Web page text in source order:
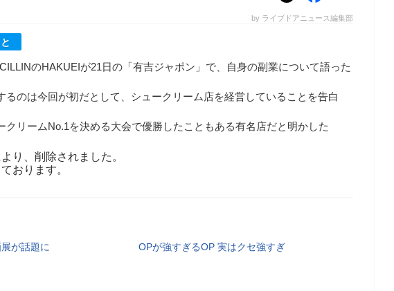
by ライブドアニュース編集部
のHAKUEIが21日の「有吉ジャポン」で、自身の副業について語った
るのは今回が初だとして、シュークリーム店を経営していることを告白
クリームNo.1を決める大会で優勝したこともある有名店だと明かした
り、削除されました。
おります。
が話題に OPが強すぎるOP 実はクセ強すぎ